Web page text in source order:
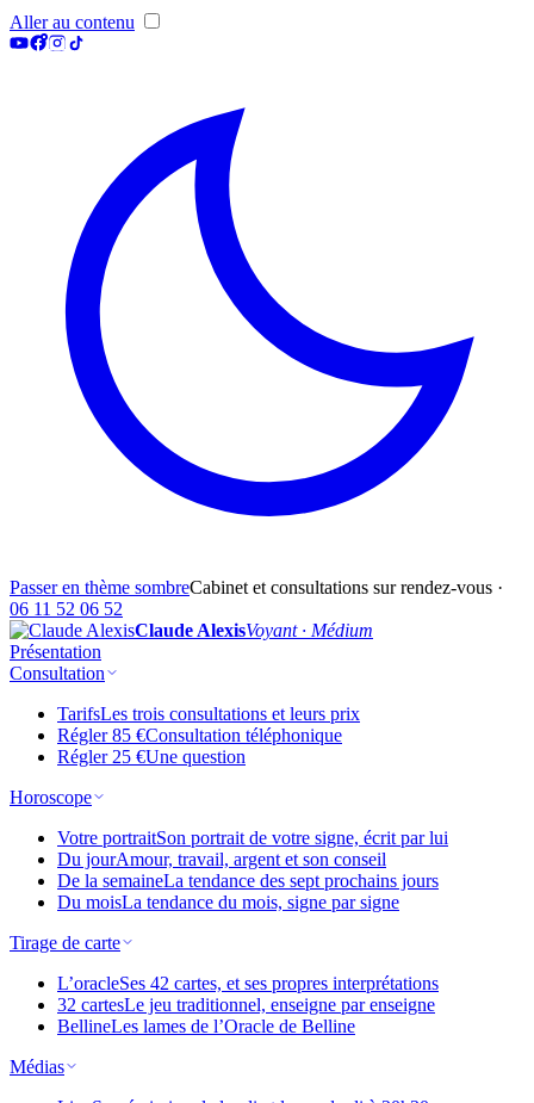
Aller au contenu
Passer en thème sombreCabinet et consultations sur rendez-vous ·
06 11 52 06 52
Claude AlexisVoyant · Médium
Présentation
Consultation
TarifsLes trois consultations et leurs prix
Régler 85 €Consultation téléphonique
Régler 25 €Une question
Horoscope
Votre portraitSon portrait de votre signe, écrit par lui
Du jourAmour, travail, argent et son conseil
De la semaineLa tendance des sept prochains jours
Du moisLa tendance du mois, signe par signe
Tirage de carte
L’oracleSes 42 cartes, et ses propres interprétations
32 cartesLe jeu traditionnel, enseigne par enseigne
BellineLes lames de l’Oracle de Belline
Médias